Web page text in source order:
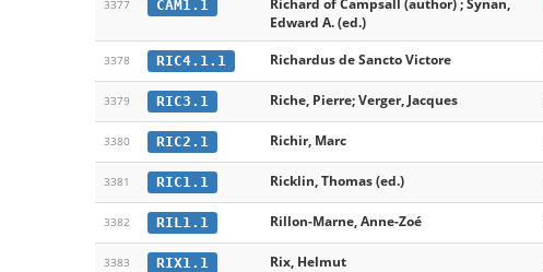
3377 CAM1.1
Richard of Campsall (author) ; Synan,
Edward A. (ed.)
3378 RIC4.1.1 Richardus de Sancto Victore
3379 RIC3.1 Riche, Pierre; Verger, Jacques
3380 RIC2.1 Richir, Marc
3381 RIC1.1 Ricklin, Thomas (ed.)
3382 RIL1.1 Rillon-Marne, Anne-Zoé
3383 RIX1.1 Rix, Helmut